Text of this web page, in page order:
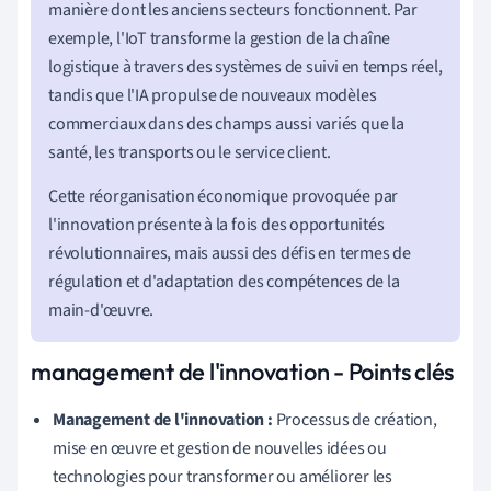
manière dont les anciens secteurs fonctionnent. Par
exemple, l'IoT transforme la gestion de la chaîne
logistique à travers des systèmes de suivi en temps réel,
tandis que l'IA propulse de nouveaux modèles
commerciaux dans des champs aussi variés que la
santé, les transports ou le service client.
Cette réorganisation économique provoquée par
l'innovation présente à la fois des opportunités
révolutionnaires, mais aussi des défis en termes de
régulation et d'adaptation des compétences de la
main-d'œuvre.
management de l'innovation - Points clés
Management de l'innovation : Processus de création,
mise en œuvre et gestion de nouvelles idées ou
technologies pour transformer ou améliorer les